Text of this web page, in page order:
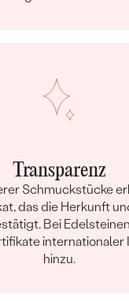
Transparenz
Schmuckstücke
das die Herkunft
Bei
internationaler
hinzu.